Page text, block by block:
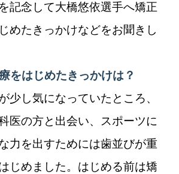
記念して大橋悠依選手へ矯正
めたきっかけなどをお聞きし
をはじめたきっかけは？
少し気になっていたところ、
医の方と出会い、スポーツに
力を出すためには歯並びが重
じめました。はじめる前は矯